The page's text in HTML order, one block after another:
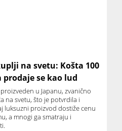
na svetu: Košta 100
se kao lud
u Japanu, zvanično
na svetu, što je potvrdila i
luksuzni proizvod dostiže cenu
a mnogi ga smatraju i